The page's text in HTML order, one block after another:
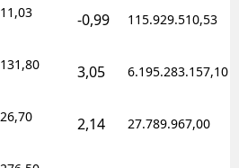
11,03 -0,99 115.929.510,53
131,80 3,05 6.195.283.157,10
26,70 2,14 27.789.967,00